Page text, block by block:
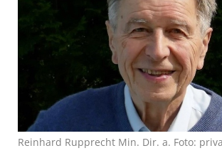
Reinhard Rupprecht Min. Dir. a. Foto: